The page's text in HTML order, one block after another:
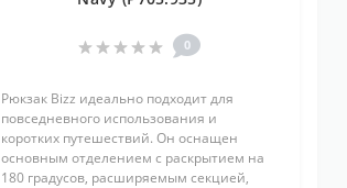
0
Рюкзак Bizz идеально подходит для
повседневного использования и
коротких путешествий. Он оснащен
основным отделением с раскрытием на
180 градусов, расширяемым секцией,